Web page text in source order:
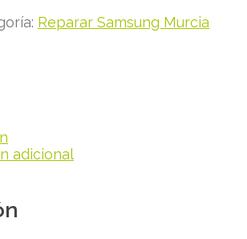
Reparar Samsung Murcia
adicional